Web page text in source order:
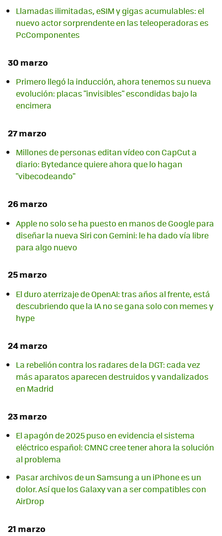
Llamadas ilimitadas, eSIM y gigas acumulables: el
nuevo actor sorprendente en las teleoperadoras es
PcComponentes
30 marzo
Primero llegó la inducción, ahora tenemos su nueva
evolución: placas "invisibles" escondidas bajo la
encimera
27 marzo
Millones de personas editan vídeo con CapCut a
diario: Bytedance quiere ahora que lo hagan
"vibecodeando"
26 marzo
Apple no solo se ha puesto en manos de Google para
diseñar la nueva Siri con Gemini: le ha dado vía libre
para algo nuevo
25 marzo
El duro aterrizaje de OpenAI: tras años al frente, está
descubriendo que la IA no se gana solo con memes y
hype
24 marzo
La rebelión contra los radares de la DGT: cada vez
más aparatos aparecen destruidos y vandalizados
en Madrid
23 marzo
El apagón de 2025 puso en evidencia el sistema
eléctrico español: CMNC cree tener ahora la solución
al problema
Pasar archivos de un Samsung a un iPhone es un
dolor. Así que los Galaxy van a ser compatibles con
AirDrop
21 marzo